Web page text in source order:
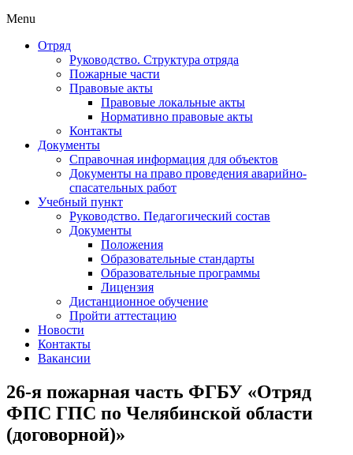
Menu
Отряд
Руководство. Структура отряда
Пожарные части
Правовые акты
Правовые локальные акты
Нормативно правовые акты
Контакты
Документы
Справочная информация для объектов
Документы на право проведения аварийно-
спасательных работ
Учебный пункт
Руководство. Педагогический состав
Документы
Положения
Образовательные стандарты
Образовательные программы
Лицензия
Дистанционное обучение
Пройти аттестацию
Новости
Контакты
Вакансии
26-я пожарная часть ФГБУ «Отряд
ФПС ГПС по Челябинской области
(договорной)»